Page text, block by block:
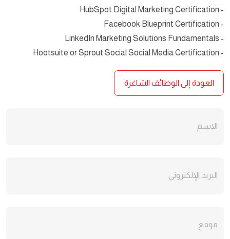
- HubSpot Digital Marketing Certification
- Facebook Blueprint Certification
- LinkedIn Marketing Solutions Fundamentals
- Hootsuite or Sprout Social Social Media Certification
العودة إلى الوظائف الشاغرة
الاسم
البريد الإلكتروني
موقع